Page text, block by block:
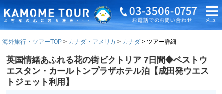
海外旅行・ツアーTOP カナダ・アメリカ カナダ ツアー詳細
英国情緒あふれる花の街ビクトリア 7日間◆ベストウ
エスタン・カールトンプラザホテル泊【成田発ウエス
トジェット利用】